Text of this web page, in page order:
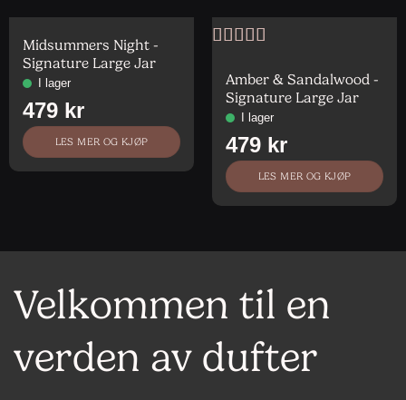
Midsummers Night -
Signature Large Jar
LES MER OG KJØP
Amber & Sandalwood -
Signature Large Jar
LES MER OG KJØP
Velkommen til en
verden av dufter